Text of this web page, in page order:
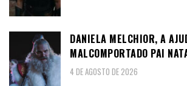
DANIELA MELCHIOR, A
MALCOMPORTADO PAI
4 DE AGOSTO DE 2026